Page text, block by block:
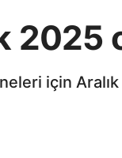
2025
için